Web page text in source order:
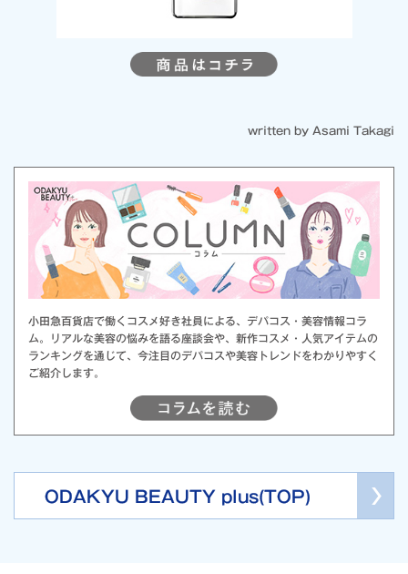
written by Asami Takagi
小田急百貨店で働くコスメ好き社員による、デパコス・美容情報コラ
ム。リアルな美容の悩みを語る座談会や、新作コスメ・人気アイテムの
ランキングを通じて、今注目のデパコスや美容トレンドをわかりやすく
ご紹介します。
ODAKYU BEAUTY plus(TOP)